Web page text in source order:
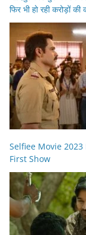
फिर भी हो रही करोड़ों
Selfiee Movie
First Show